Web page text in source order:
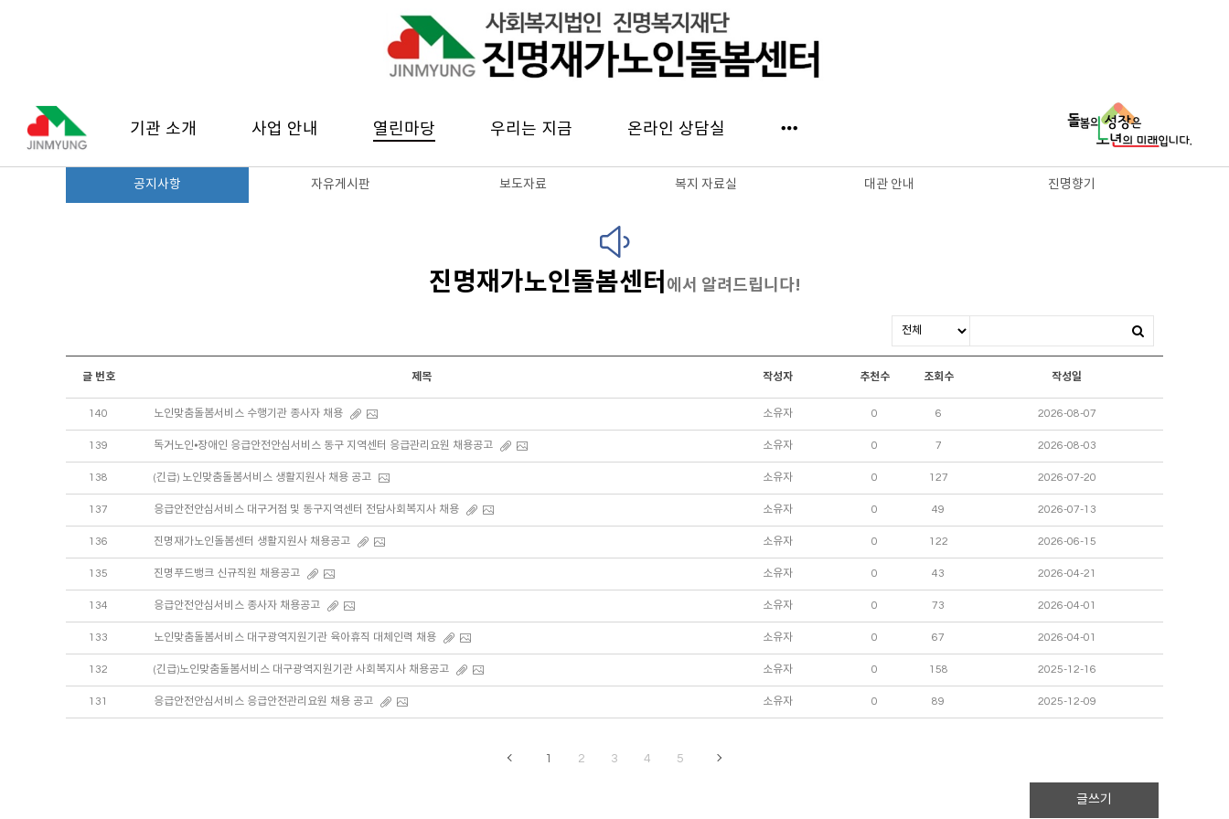
기관 소개 사업 안내 열린마당 우리는 지금 온라인 상담실
공지사항 자유게시판 보도자료 복지 자료실 대관 안내 진명향기
진명재가노인돌봄센터 에서 알려드립니다!
글 번호 제목 작성자 추천수 조회수 작성일
140 노인맞춤돌봄서비스 수행기관 종사자 채용 소유자 0 6 2026-08-07
139 독거노인⦁장애인 응급안전안심서비스 동구 지역센터 응급관리요원 채용공고 소유자 0 7 2026-08-03
138 (긴급) 노인맞춤돌봄서비스 생활지원사 채용 공고 소유자 0 127 2026-07-20
137 응급안전안심서비스 대구거점 및 동구지역센터 전담사회복지사 채용 소유자 0 49 2026-07-13
136 진명재가노인돌봄센터 생활지원사 채용공고 소유자 0 122 2026-06-15
135 진명푸드뱅크 신규직원 채용공고 소유자 0 43 2026-04-21
134 응급안전안심서비스 종사자 채용공고 소유자 0 73 2026-04-01
133 노인맞춤돌봄서비스 대구광역지원기관 육아휴직 대체인력 채용 소유자 0 67 2026-04-01
132 (긴급)노인맞춤돌봄서비스 대구광역지원기관 사회복지사 채용공고 소유자 0 158 2025-12-16
131 응급안전안심서비스 응급안전관리요원 채용 공고 소유자 0 89 2025-12-09
1 2 3 4 5
글쓰기